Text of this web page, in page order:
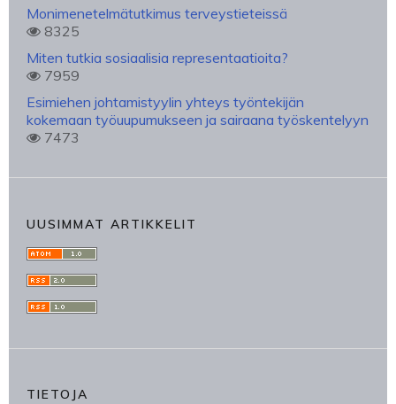
Monimenetelmätutkimus terveystieteissä
8325
Miten tutkia sosiaalisia representaatioita?
7959
Esimiehen johtamistyylin yhteys työntekijän
kokemaan työuupumukseen ja sairaana työskentelyyn
7473
UUSIMMAT ARTIKKELIT
TIETOJA